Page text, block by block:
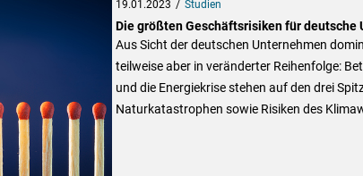
19.01.2023 Studien
Die größten Geschäftsrisiken für deutsche
Aus Sicht der deutschen Unternehmen
teilweise aber in veränderter Reihenfolge:
und die Energiekrise stehen auf den drei
Naturkatastrophen sowie Risiken des